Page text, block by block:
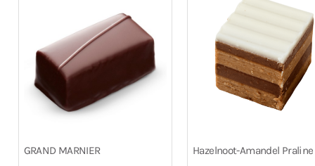
GRAND MARNIER Hazelnoot-Amandel Praline